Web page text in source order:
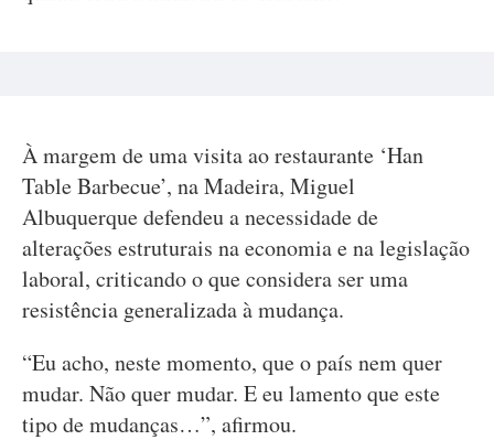
À margem de uma visita ao restaurante ‘Han
Table Barbecue’, na Madeira, Miguel
Albuquerque defendeu a necessidade de
alterações estruturais na economia e na legislação
laboral, criticando o que considera ser uma
resistência generalizada à mudança.
“Eu acho, neste momento, que o país nem quer
mudar. Não quer mudar. E eu lamento que este
tipo de mudanças…”, afirmou.